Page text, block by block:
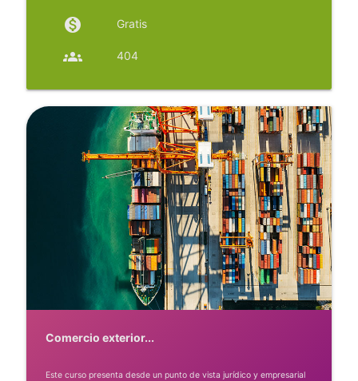
monetization_on Gratis
groups 404
Comercio exterior...
Este curso presenta desde un punto de vista jurídico y empresarial